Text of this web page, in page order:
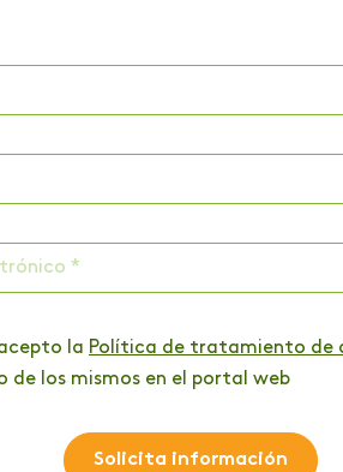
información
la Política de tratamiento de
de los mismos en el portal web
Solicita información